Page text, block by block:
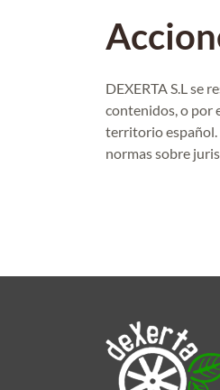
DEXERTA S.L se
contenidos, o por
territorio español.
normas sobre